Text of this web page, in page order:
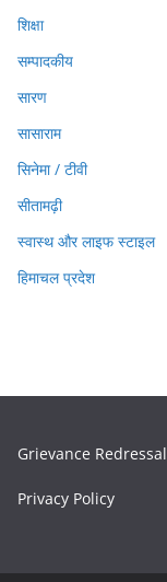
शिक्षा
सम्पादकीय
सारण
सासाराम
सिनेमा / टीवी
सीतामढ़ी
स्वास्थ और लाइफ स्टाइल
हिमाचल प्रदेश
Grievance Redressal
Privacy Policy